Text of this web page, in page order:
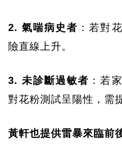
2. 氣喘病史者 ：若對
險直線上升。
3. 未診斷過敏者 ：若
對花粉測試呈陽性，需
黃軒也提供雷暴來臨前